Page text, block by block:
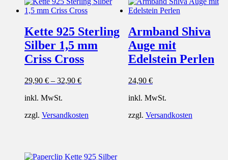
Kette 925 Sterling
Silber 1,5 mm
Criss Cross
29,90 € – 32,90 €
inkl. MwSt.
zzgl. Versandkosten
Armband Shiva
Auge mit
Edelstein Perlen
24,90 €
inkl. MwSt.
zzgl. Versandkosten